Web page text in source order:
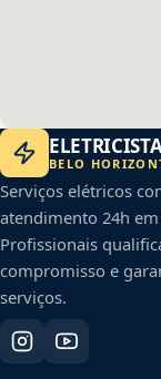
BELO
Serviços elétricos
atendimento 24h em
Profissionais
compromisso e
serviços.